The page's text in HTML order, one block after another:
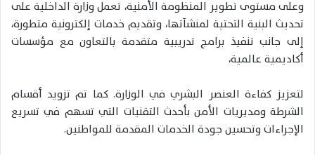
وعلى مستوى تطوير المنظومة الأمنية، تعمل وزارة الداخلية على
تحديث البنية التحتية لمنشآتها، وتقديم خدمات إلكترونية متطورة،
إلى جانب تنفيذ برامج تدريبية متقدمة بالتعاون مع مؤسسات
أكاديمية عالمية،
لتعزيز كفاءة العنصر البشري في الوزارة. كما تم تزويد أقسام
الشرطة ومديريات الأمن بأحدث التقنيات التي تسهم في تسريع
الإجراءات وتحسين جودة الخدمات المقدمة للمواطنين.